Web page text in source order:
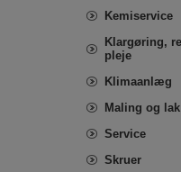
Kemiservice
Klargøring,
pleje
Klimaanlæg
Maling og lak
Service
Skruer